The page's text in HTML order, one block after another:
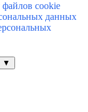
файлов cookie
данных
▼